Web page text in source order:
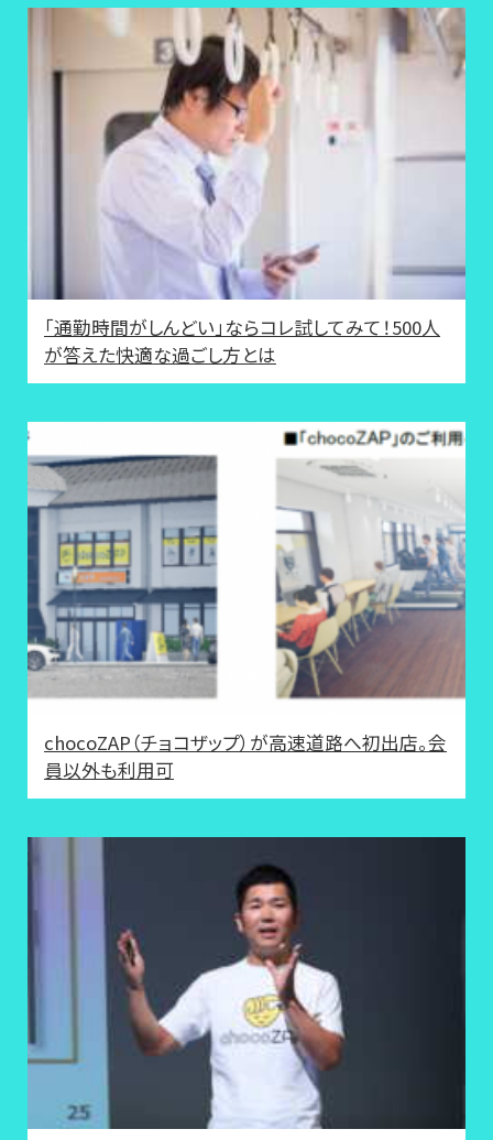
「通勤時間がしんどい」ならコレ試してみて！500人
が答えた快適な過ごし方とは
chocoZAP（チョコザップ）が高速道路へ初出店。会
員以外も利用可